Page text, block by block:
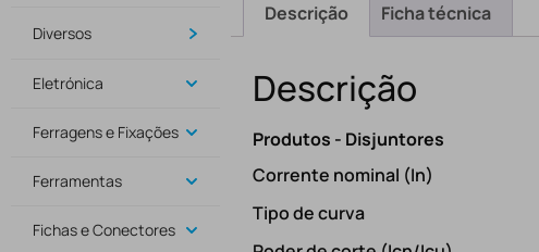
Diversos
Eletrónica
Ferragens e Fixações
Ferramentas
Fichas e Conectores
Descrição Ficha técnica
Descrição
Produtos - Disjuntores
Corrente nominal (In)
Tipo de curva